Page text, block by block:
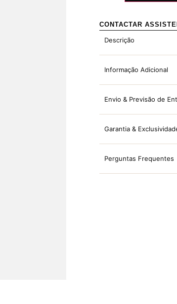
CONTACTAR
Descrição
Informação Adicional
Envio & Previsão de
Garantia &
Perguntas Frequentes